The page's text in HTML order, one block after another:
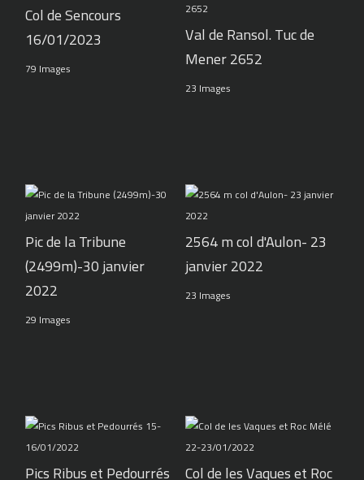
Col de Sencours
16/01/2023
79 Images
Val de Ransol. Tuc de
Mener 2652
23 Images
Pic de la Tribune
(2499m)-30 janvier
2022
29 Images
2564 m col d'Aulon- 23
janvier 2022
23 Images
Pics Ribus et Pedourrés
Col de les Vaques et Roc